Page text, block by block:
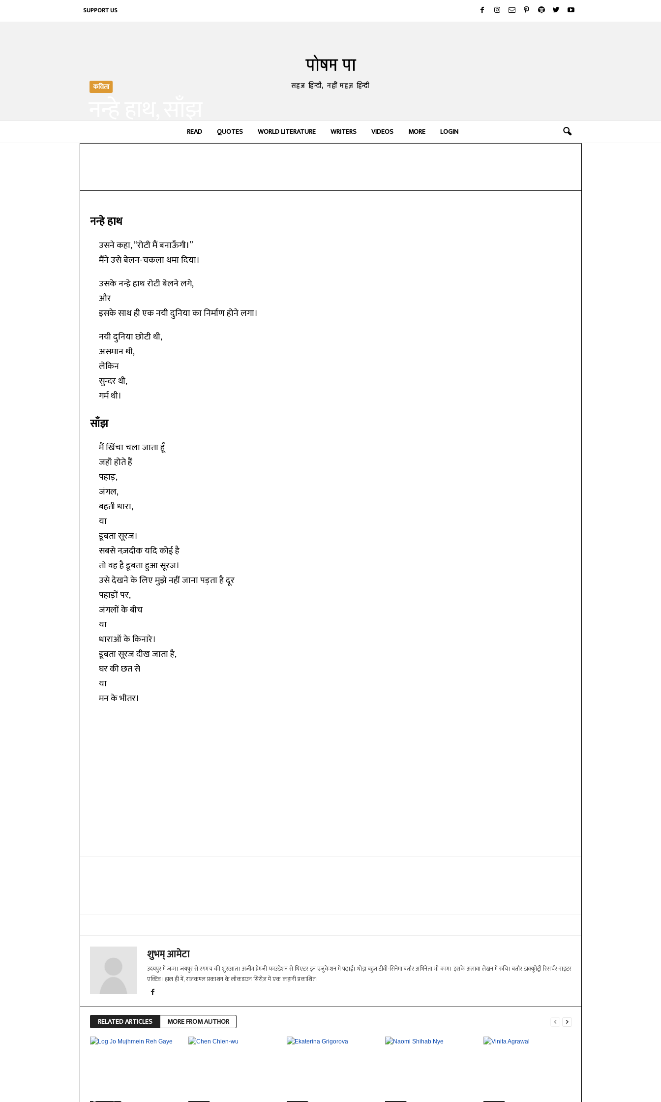
SUPPORT US
पोषम पा
सहज हिन्दी, नहीं महज़ हिन्दी
READ QUOTES WORLD LITERATURE WRITERS VIDEOS MORE LOGIN
कविता
नन्हे हाथ, साँझ
नन्हे हाथ
उसने कहा, “रोटी मैं बनाऊँगी।”
मैंने उसे बेलन-चकला थमा दिया।
उसके नन्हे हाथ रोटी बेलने लगे,
और
इसके साथ ही एक नयी दुनिया का निर्माण होने लगा।
नयी दुनिया छोटी थी,
असमान थी,
लेकिन
सुन्दर थी,
गर्म थी।
साँझ
मैं खिंचा चला जाता हूँ
जहाँ होते हैं
पहाड़,
जंगल,
बहती धारा,
या
डूबता सूरज।
सबसे नज़दीक यदि कोई है
तो वह है डूबता हुआ सूरज।
उसे देखने के लिए मुझे नहीं जाना पड़ता है दूर
पहाड़ों पर,
जंगलों के बीच
या
धाराओं के किनारे।
डूबता सूरज दीख जाता है,
घर की छत से
या
मन के भीतर।
शुभम् आमेटा
उदयपुर में जन्म। जयपुर से रंगमंच की शुरुआत। अज़ीम प्रेमजी फाउंडेशन से थिएटर इन एजुकेशन में पढ़ाई। थोड़ा बहुत टीवी-सिनेमा बतौर अभिनेता भी काम। इसके अलावा लेखन में रुचि। बतौर डाक्यूमेंट्री रिसर्चर-राइटर
एक्टिव। हाल ही में, राजकमल प्रकाशन के लॉकडाउन सिरीज़ में एक कहानी प्रकाशित।
RELATED ARTICLES MORE FROM AUTHOR